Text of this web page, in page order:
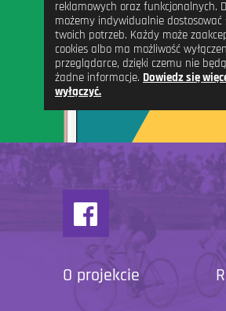
O projekcie
reklamowych oraz funkcjonalnych.
możemy indywidualnie dostosować
twoich potrzeb. Każdy może
cookies albo ma możliwość
przeglądarce, dzięki czemu nie
żadne informacje. Dowiedz się
wyłączyć.